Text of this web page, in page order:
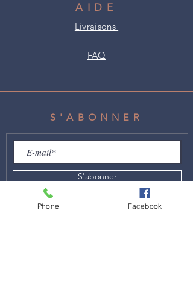
AIDE
Livraisons
FAQ
S'ABONNER
S'abonner
Phone Facebook